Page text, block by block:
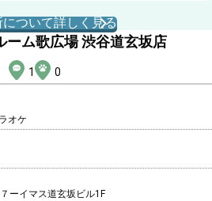
ついて詳しく見る
ーム歌広場 渋谷道玄坂店
1 0
オケ
ーイマス道玄坂ビル1F